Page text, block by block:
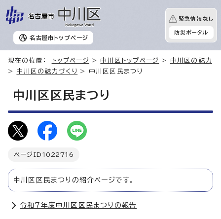
名古屋市 トップページ
緊急情報なし
防災ポータル
現在の位置： トップページ > 中川区トップページ > 中川区の魅力
> 中川区の魅力づくり > 中川区区民まつり
中川区区民まつり
ページID 1022716
中川区区民まつりの紹介ページです。
令和7年度中川区区民まつりの報告